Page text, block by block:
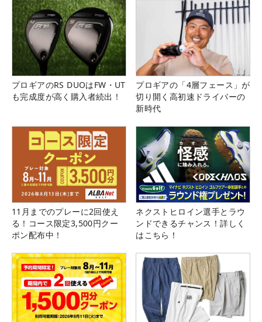
プロギアのRS DUOはFW・UT
も完成度が高く購入者続出！
プロギアの「4層フェース」が
切り開く高初速ドライバーの
新時代
11月までのプレーに2回使え
る！コース限定3,500円クー
ポン配布中！
ネクストヒロイン選手とラウ
ンドできるチャンス！詳しく
はこちら！